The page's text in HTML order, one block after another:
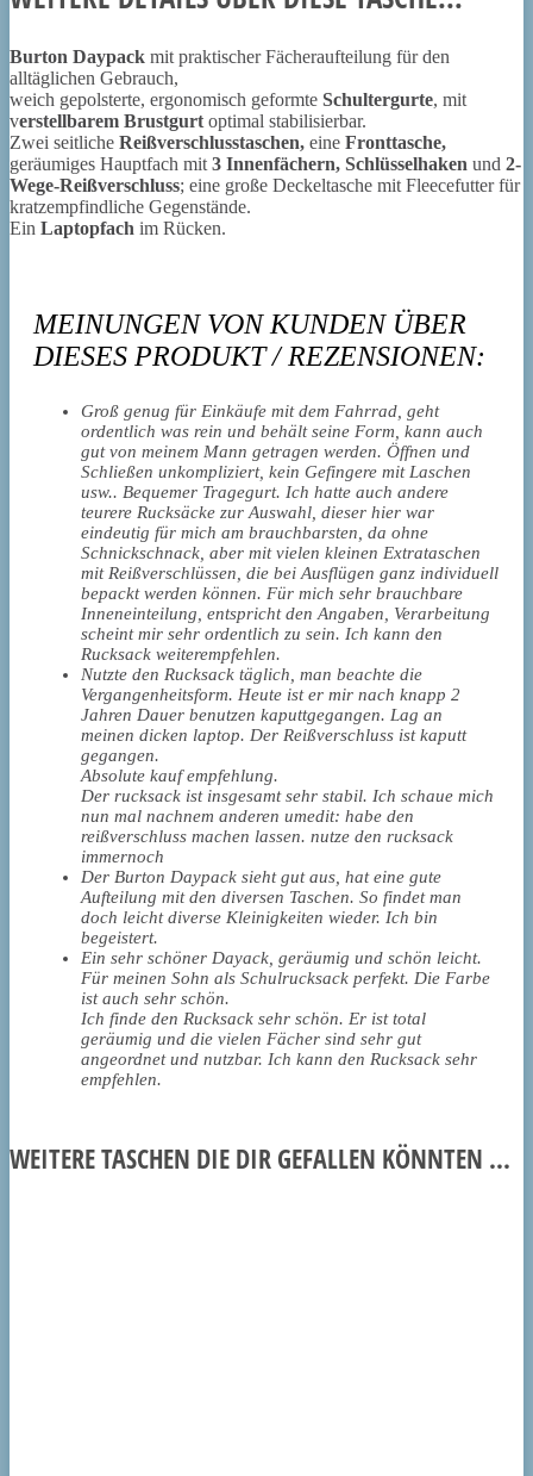
Burton Daypack mit praktischer Fächeraufteilung für den
alltäglichen Gebrauch,
weich gepolsterte, ergonomisch geformte Schultergurte, mit
verstellbarem Brustgurt optimal stabilisierbar.
Zwei seitliche Reißverschlusstaschen, eine Fronttasche,
geräumiges Hauptfach mit 3 Innenfächern, Schlüsselhaken und 2-
Wege-Reißverschluss; eine große Deckeltasche mit Fleecefutter für
kratzempfindliche Gegenstände.
Ein Laptopfach im Rücken.
MEINUNGEN VON KUNDEN ÜBER
DIESES PRODUKT / REZENSIONEN:
Groß genug für Einkäufe mit dem Fahrrad, geht
ordentlich was rein und behält seine Form, kann auch
gut von meinem Mann getragen werden. Öffnen und
Schließen unkompliziert, kein Gefingere mit Laschen
usw.. Bequemer Tragegurt. Ich hatte auch andere
teurere Rucksäcke zur Auswahl, dieser hier war
eindeutig für mich am brauchbarsten, da ohne
Schnickschnack, aber mit vielen kleinen Extrataschen
mit Reißverschlüssen, die bei Ausflügen ganz individuell
bepackt werden können. Für mich sehr brauchbare
Inneneinteilung, entspricht den Angaben, Verarbeitung
scheint mir sehr ordentlich zu sein. Ich kann den
Rucksack weiterempfehlen.
Nutzte den Rucksack täglich, man beachte die
Vergangenheitsform. Heute ist er mir nach knapp 2
Jahren Dauer benutzen kaputtgegangen. Lag an
meinen dicken laptop. Der Reißverschluss ist kaputt
gegangen.
Absolute kauf empfehlung.
Der rucksack ist insgesamt sehr stabil. Ich schaue mich
nun mal nachnem anderen umedit: habe den
reißverschluss machen lassen. nutze den rucksack
immernoch
Der Burton Daypack sieht gut aus, hat eine gute
Aufteilung mit den diversen Taschen. So findet man
doch leicht diverse Kleinigkeiten wieder. Ich bin
begeistert.
Ein sehr schöner Dayack, geräumig und schön leicht.
Für meinen Sohn als Schulrucksack perfekt. Die Farbe
ist auch sehr schön.
Ich finde den Rucksack sehr schön. Er ist total
geräumig und die vielen Fächer sind sehr gut
angeordnet und nutzbar. Ich kann den Rucksack sehr
empfehlen.
WEITERE TASCHEN DIE DIR GEFALLEN KÖNNTEN ...